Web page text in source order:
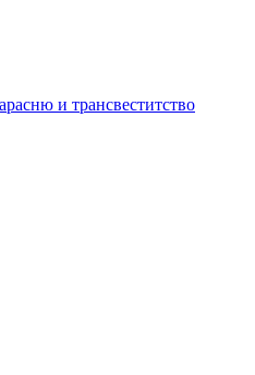
и трансвеститство